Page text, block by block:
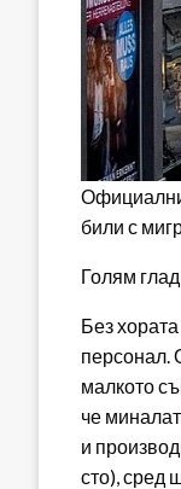
били с
Голям
Без
персонал.
малкото
че
и
сто), сред